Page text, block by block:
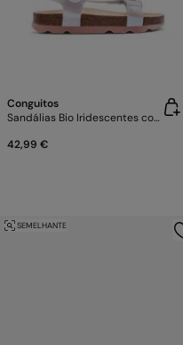
Conguitos
Sandálias Bio Iridescentes com Tiras
42,99 €
SEMELHANTE